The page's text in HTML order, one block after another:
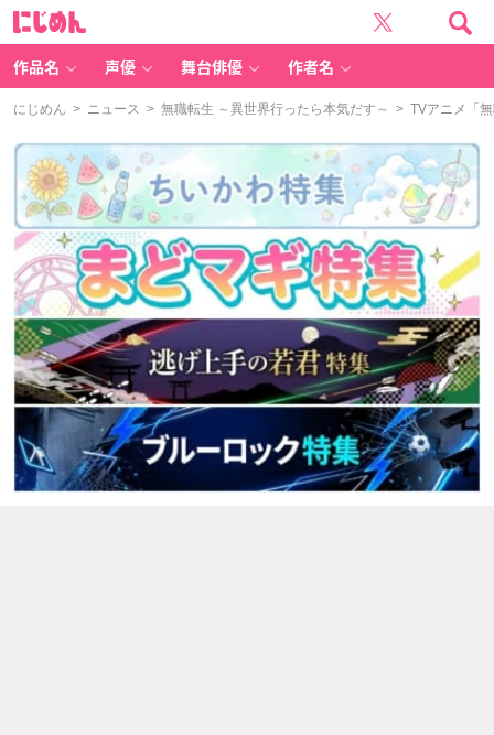
作品名 声優 舞台俳優 作者名
にじめん > ニュース > 無職転生 ～異世界行ったら本気だす～ > TVアニメ「